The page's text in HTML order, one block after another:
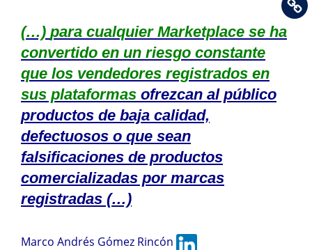
(…) para cualquier Marketplace se ha
convertido en un riesgo constante
que los vendedores registrados en
sus plataformas ofrezcan al público
productos de baja calidad,
defectuosos o que sean
falsificaciones de productos
comercializadas por marcas
registradas (…)
Marco Andrés Gómez Rincón